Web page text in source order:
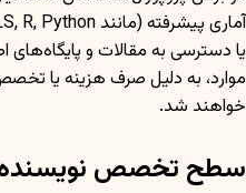
یا دسترسی به مقالات و
موارد، به دلیل صرف هزینه یا
خواهند شد.
سطح تخصص